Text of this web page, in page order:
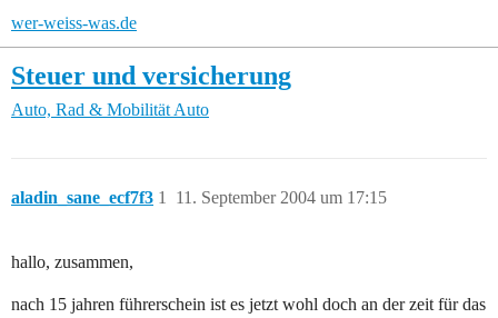
wer-weiss-was.de
Steuer und versicherung
Auto, Rad & Mobilität Auto
aladin_sane_ecf7f3 11. September 2004 um 17:15
1
hallo, zusammen,
nach 15 jahren führerschein ist es jetzt wohl doch an der zeit für das